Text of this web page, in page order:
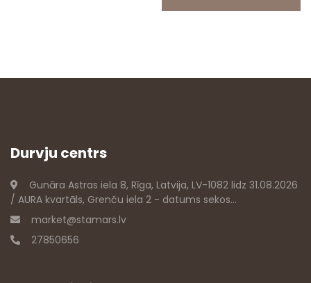
Durvju centrs
Gunāra Astras iela 8, Rīga, Latvija, LV-1082 lidz 31.08.2026
/ AURA kvartāls, Grenču iela 2 - datums sekos...
market@stamars.lv
27850656